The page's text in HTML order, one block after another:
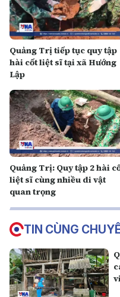
Quảng Trị tiếp tục quy tập
hài cốt liệt sĩ tại xã Hướng
Lập
Quảng Trị: Quy tập 2 hài
liệt sĩ cùng nhiều di vật
quan trọng
TIN CÙNG